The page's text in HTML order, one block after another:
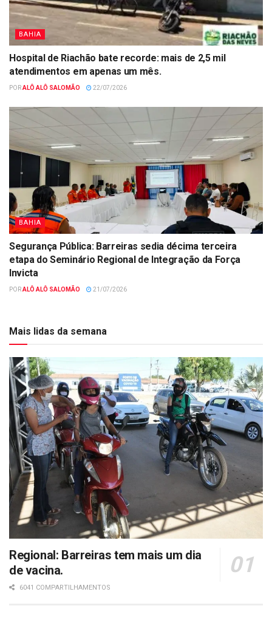
BAHIA
Hospital de Riachão bate recorde: mais de 2,5 mil
atendimentos em apenas um mês.
PORALÔ ALÔ SALOMÃO 22/07/2026
BAHIA
Segurança Pública: Barreiras sedia décima terceira
etapa do Seminário Regional de Integração da Força
Invicta
PORALÔ ALÔ SALOMÃO 21/07/2026
Mais lidas da semana
Regional: Barreiras tem mais um dia
de vacina.
6041 COMPARTILHAMENTOS